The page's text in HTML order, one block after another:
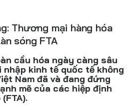
Thương mại hàng hóa
sóng FTA
cầu hóa ngày càng sâu
nhập kinh tế quốc tế không
Nam đã và đang đứng
mẽ của các hiệp định